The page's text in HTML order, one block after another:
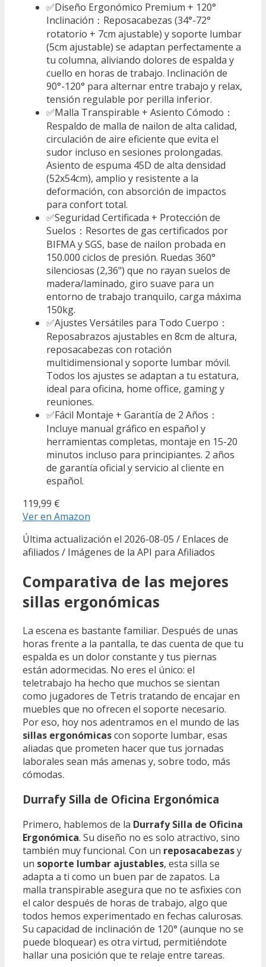
✅Diseño Ergonómico Premium + 120°
Inclinación：Reposacabezas (34°-72°
rotatorio + 7cm ajustable) y soporte lumbar
(5cm ajustable) se adaptan perfectamente a
tu columna, aliviando dolores de espalda y
cuello en horas de trabajo. Inclinación de
90°-120° para alternar entre trabajo y relax,
tensión regulable por perilla inferior.
✅Malla Transpirable + Asiento Cómodo：
Respaldo de malla de nailon de alta calidad,
circulación de aire eficiente que evita el
sudor incluso en sesiones prolongadas.
Asiento de espuma 45D de alta densidad
(52x54cm), amplio y resistente a la
deformación, con absorción de impactos
para confort total.
✅Seguridad Certificada + Protección de
Suelos：Resortes de gas certificados por
BIFMA y SGS, base de nailon probada en
150.000 ciclos de presión. Ruedas 360°
silenciosas (2,36") que no rayan suelos de
madera/laminado, giro suave para un
entorno de trabajo tranquilo, carga máxima
150kg.
✅Ajustes Versátiles para Todo Cuerpo：
Reposabrazos ajustables en 8cm de altura,
reposacabezas con rotación
multidimensional y soporte lumbar móvil.
Todos los ajustes se adaptan a tu estatura,
ideal para oficina, home office, gaming y
reuniones.
✅Fácil Montaje + Garantía de 2 Años：
Incluye manual gráfico en español y
herramientas completas, montaje en 15-20
minutos incluso para principiantes. 2 años
de garantía oficial y servicio al cliente en
español.
119,99 €
Ver en Amazon
Última actualización el 2026-08-05 / Enlaces de
afiliados / Imágenes de la API para Afiliados
Comparativa de las mejores
sillas ergonómicas
La escena es bastante familiar. Después de unas
horas frente a la pantalla, te das cuenta de que tu
espalda es un dolor constante y tus piernas
están adormecidas. No eres el único: el
teletrabajo ha hecho que muchos se sientan
como jugadores de Tetris tratando de encajar en
muebles que no ofrecen el soporte necesario.
Por eso, hoy nos adentramos en el mundo de las
sillas ergonómicascon soporte lumbar, esas
aliadas que prometen hacer que tus jornadas
laborales sean más amenas y, sobre todo, más
cómodas.
Durrafy Silla de Oficina Ergonómica
Primero, hablemos de la Durrafy Silla de Oficina
Ergonómica. Su diseño no es solo atractivo, sino
también muy funcional. Con un reposacabezasy
un soporte lumbar ajustables, esta silla se
adapta a ti como un buen par de zapatos. La
malla transpirable asegura que no te asfixies con
el calor después de horas de trabajo, algo que
todos hemos experimentado en fechas calurosas.
Su capacidad de inclinación de 120° (aunque no se
puede bloquear) es otra virtud, permitiéndote
hallar una posición que te relaje entre tareas.